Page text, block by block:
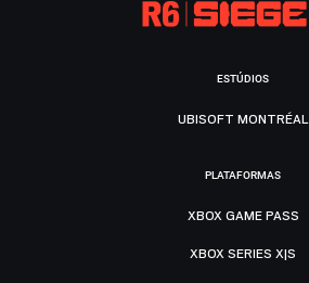
ESTÚDIOS
UBISOFT MONTRÉAL
PLATAFORMAS
XBOX GAME PASS
XBOX SERIES X|S